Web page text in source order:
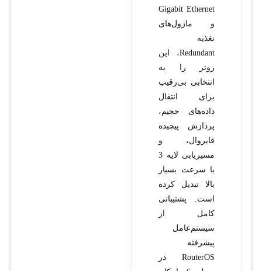
Gigabit Ethernet
و ماژول‌های
تغذیه
Redundant، این
روتر را به
انتخابی بی‌رقیب
برای انتقال
داده‌های حجیم،
پردازش پیچیده
فایروال، و
مسیریابی لایه 3
با سرعت بسیار
بالا تبدیل کرده
است. پشتیبانی
کامل از
سیستم‌عامل
پیشرفته
RouterOS در